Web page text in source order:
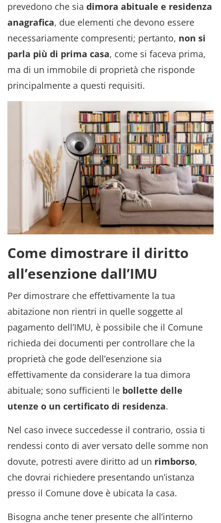
prevedono che sia dimora abituale e residenza
anagrafica, due elementi che devono essere
necessariamente compresenti; pertanto, non si
parla più di prima casa, come si faceva prima,
ma di un immobile di proprietà che risponde
principalmente a questi requisiti.
Come dimostrare il diritto
all’esenzione dall’IMU
Per dimostrare che effettivamente la tua
abitazione non rientri in quelle soggette al
pagamento dell’IMU, è possibile che il Comune
richieda dei documenti per controllare che la
proprietà che gode dell’esenzione sia
effettivamente da considerare la tua dimora
abituale; sono sufficienti le bollette delle
utenze o un certificato di residenza.
Nel caso invece succedesse il contrario, ossia ti
rendessi conto di aver versato delle somme non
dovute, potresti avere diritto ad un rimborso,
che dovrai richiedere presentando un’istanza
presso il Comune dove è ubicata la casa.
Bisogna anche tener presente che all’interno